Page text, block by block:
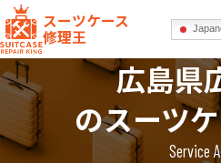
スーツケース
修理王
広島県
のスーツ
Service